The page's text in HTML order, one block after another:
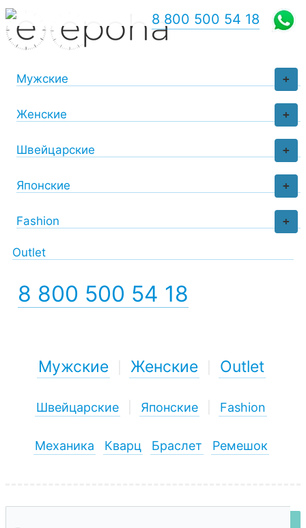
+
Мужские
+
Женские
+
Швейцарские
+
Японские
+
Fashion
Outlet
8 800 500 54 18
8 800 500 54 18
Мужские Женские Outlet
Швейцарские Японские Fashion
Механика Кварц Браслет Ремешок